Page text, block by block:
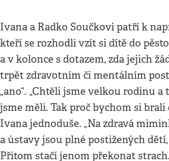
Ivana a Radko Součkovi patří k
kteří se rozhodli vzít si dítě do
a v kolonce s dotazem, zda jejich
trpět zdravotním či mentálním
„ano“. „Chtěli jsme velkou rodinu
jsme měli. Tak proč bychom si brali
Ivana jednoduše. „Na zdravá
a ústavy jsou plné postižených
Přitom stačí jenom překonat